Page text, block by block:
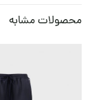
محصولات مشابه